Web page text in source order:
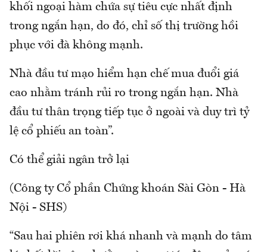
khối ngoại hàm chứa sự tiêu cực nhất định
trong ngắn hạn, do đó, chỉ số thị trường hồi
phục với đà không mạnh.
Nhà đầu tư mạo hiểm hạn chế mua đuổi giá
cao nhằm tránh rủi ro trong ngắn hạn. Nhà
đầu tư thân trọng tiếp tục ở ngoài và duy trì tỷ
lệ cổ phiếu an toàn”.
Có thể giải ngân trở lại
(Công ty Cổ phần Chứng khoán Sài Gòn - Hà
Nội - SHS)
“Sau hai phiên rơi khá nhanh và mạnh do tâm